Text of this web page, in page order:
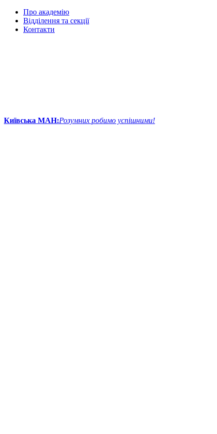
Про академію
Відділення та секції
Контакти
Київська МАН:Розумних робимо успішними!